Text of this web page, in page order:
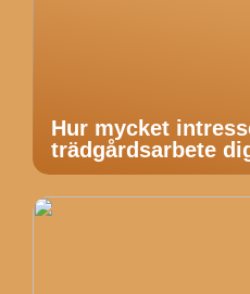
Hur mycket
trädgårdsarbete